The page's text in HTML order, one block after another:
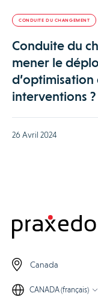
CONDUITE DU CHANGEMENT
Conduite du
mener le
interventions ?
26 Avril 2024
Canada
CANADA (français)